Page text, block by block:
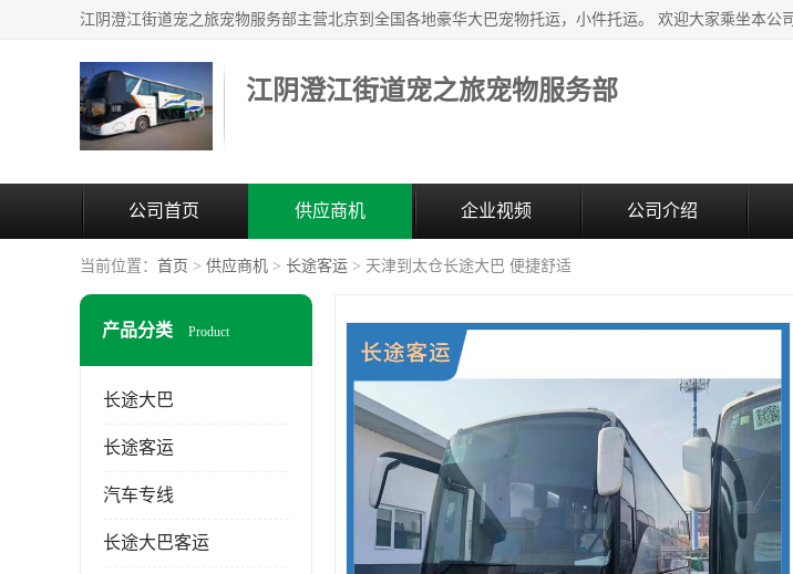
江阴澄江街道宠之旅宠物服务部
公司首页 供应商机 企业视频 公司介绍
当前位置： 首页 > 供应商机 > 长途客运 > 天津到太仓长途大巴 便捷舒适
产品分类 Product
长途大巴
长途客运
汽车专线
长途大巴客运